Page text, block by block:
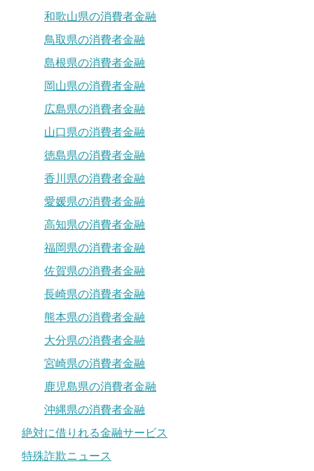
和歌山県の消費者金融
鳥取県の消費者金融
島根県の消費者金融
岡山県の消費者金融
広島県の消費者金融
山口県の消費者金融
徳島県の消費者金融
香川県の消費者金融
愛媛県の消費者金融
高知県の消費者金融
福岡県の消費者金融
佐賀県の消費者金融
長崎県の消費者金融
熊本県の消費者金融
大分県の消費者金融
宮崎県の消費者金融
鹿児島県の消費者金融
沖縄県の消費者金融
絶対に借りれる金融サービス
特殊詐欺ニュース